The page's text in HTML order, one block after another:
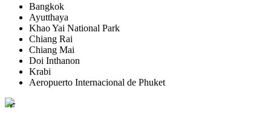
Bangkok
Ayutthaya
Khao Yai National Park
Chiang Rai
Chiang Mai
Doi Inthanon
Krabi
Aeropuerto Internacional de Phuket